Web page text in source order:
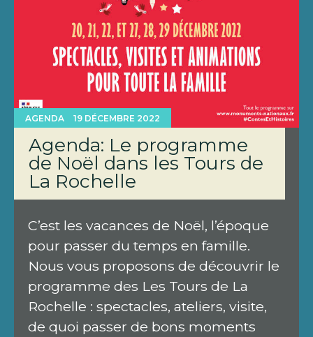
AGENDA 19 DÉCEMBRE 2022
Agenda: Le programme
de Noël dans les Tours de
La Rochelle
C’est les vacances de Noël, l’époque
pour passer du temps en famille.
Nous vous proposons de découvrir le
programme des Les Tours de La
Rochelle : spectacles, ateliers, visite,
de quoi passer de bons moments